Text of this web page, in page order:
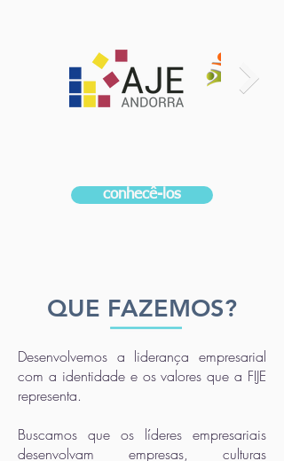
conhecê-los
QUE FAZEMOS?
Desenvolvemos a liderança empresarial
com a identidade e os valores que a FIJE
representa.
Buscamos que os líderes empresariais
desenvolvam empresas, culturas